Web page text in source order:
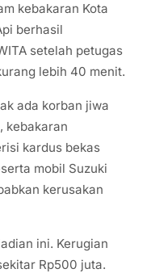
kebakaran Kota
berhasil
setelah petugas
lebih 40 menit.
ada korban jiwa
kebakaran
kardus bekas
mobil Suzuki
kerusakan
ini. Kerugian
Rp500 juta.